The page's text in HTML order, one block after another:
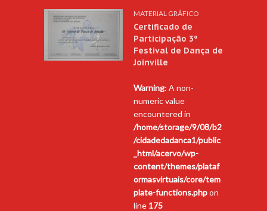
MATERIAL GRÁFICO
Certificado de
Participação 3º
Festival de Dança de
Joinville
Warning: A non-
numeric value
encountered in
/home/storage/9/08/b2
/cidadedadanca1/public
_html/acervo/wp-
content/themes/plataf
ormasvirtuais/core/tem
plate-functions.phpon
line 175